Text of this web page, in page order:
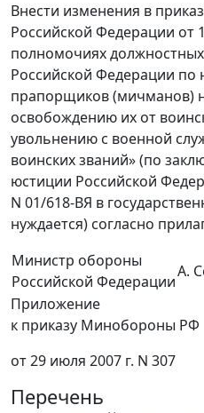
Внести изменения в
Российской Федерации от
полномочиях
Российской Федерации
прапорщиков (мичманов)
освобождению их от
увольнению с военной
воинских званий» (по
юстиции Российской
N 01/618-ВЯ в
нуждается) согласно
Министр обороны
Российской Федерации
А.
Приложение
к приказу Минобороны РФ
от 29 июля 2007 г. N 307
Перечень